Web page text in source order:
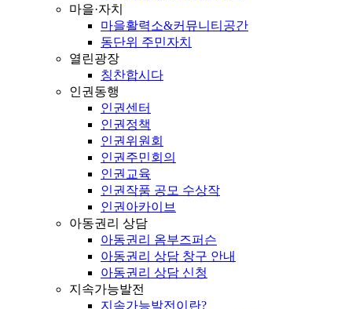
마을·자치
마을활력소&커뮤니티공간
동단위 주민자치
열린광장
칭찬합시다
인권동행
인권센터
인권정책
인권위원회
인권주민회의
인권교육
인권작품 공모 수상작
인권아카이브
아동권리 상담
아동권리 옴부즈퍼슨
아동권리 상담 창구 안내
아동권리 상담 신청
지속가능발전
지속가능발전이란?